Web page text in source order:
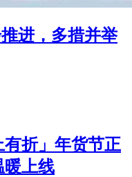
进，多措并举
折」年货节正
暖上线